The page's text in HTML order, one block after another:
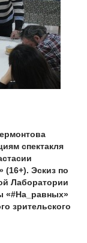
спектакля
(16+). Эскиз по
Лаборатории
«#На_равных»
зрительского